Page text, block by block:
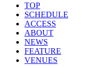
TOP
SCHEDULE
ACCESS
ABOUT
NEWS
FEATURE
VENUES